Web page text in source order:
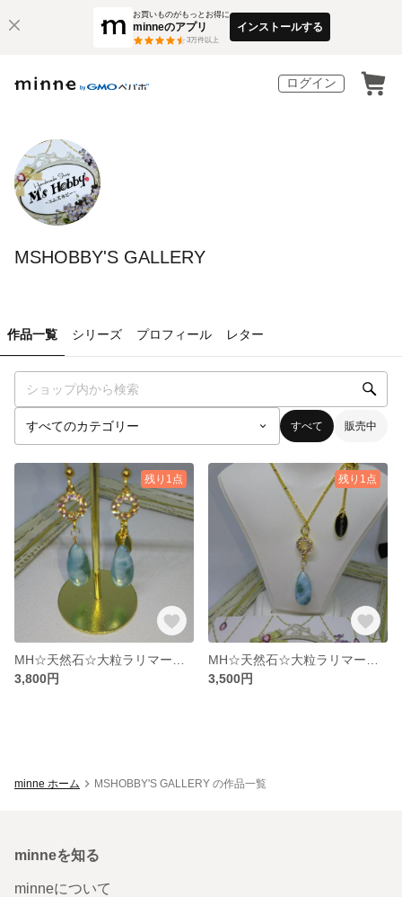
お買いものがもっとお得に
minneのアプリ
3万件以上
インストールする
ログイン
MSHOBBY'S GALLERY
作品一覧 シリーズ プロフィール レター
すべて 販売中
残り1点
3,800円
残り1点
3,500円
minne ホーム MSHOBBY'S GALLERY の作品一覧
minneを知る
minneについて